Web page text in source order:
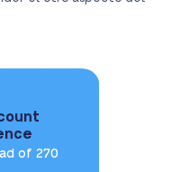
of 270